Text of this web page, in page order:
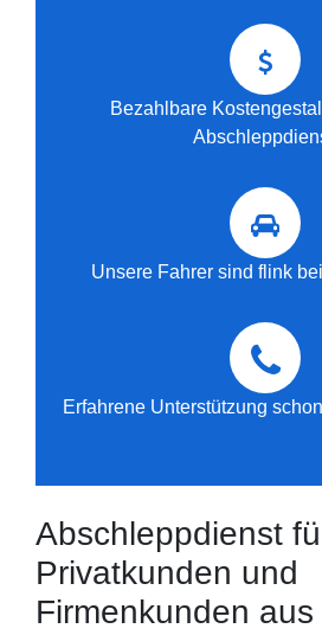
Bezahlbare
Unsere Fahrer sind flink
Erfahrene Unterstützung
Abschleppdienst
Privatkunden und
Firmenkunden aus